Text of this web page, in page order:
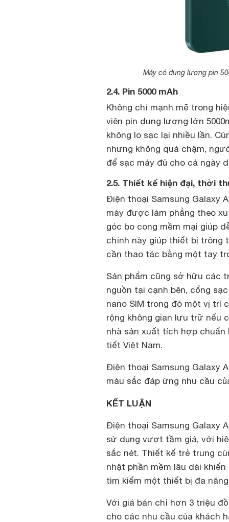
Máy có dung lượng pin
2.4. Pin 5000 mAh
Không chỉ mạnh mẽ trong
viên pin dung lượng lớn
không lo sạc lại nhiều lần.
nhưng không quá chậm,
để sạc máy đủ cho cả ngày
2.5. Thiết kế hiện đại, thời
Điện thoại Samsung
máy được làm phẳng theo
góc bo cong mềm mại giúp
chỉnh này giúp thiết bị trông
cần thao tác bằng một tay
Sản phẩm cũng sở hữu các
nguồn tại cạnh bên, cổng
nano SIM trong đó một vị trí
rộng không gian lưu trữ nếu
nhà sản xuất tích hợp
tiết Việt Nam.
Điện thoại Samsung Galaxy
màu sắc đáp ứng nhu cầu
KẾT LUẬN
Điện thoại Samsung Galaxy
sử dụng vượt tầm giá, với
sắc nét. Thiết kế trẻ trung
nhật phần mềm lâu dài
tìm kiếm một thiết bị đa
Với giá bán chỉ hơn 3 triệu
cho các nhu cầu của khách